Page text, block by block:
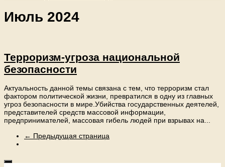
Июль 2024
Терроризм-угроза национальной
безопасности
Актуальность данной темы связана с тем, что терроризм стал
фактором политической жизни, превратился в одну из главных
угроз безопасности в мире.Убийства государственных деятелей,
представителей средств массовой информации,
предпринимателей, массовая гибель людей при взрывах на...
← Предыдущая страница